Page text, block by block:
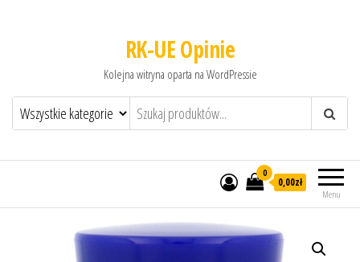
RK-UE Opinie
Kolejna witryna oparta na WordPressie
Menu
0
0,00zł